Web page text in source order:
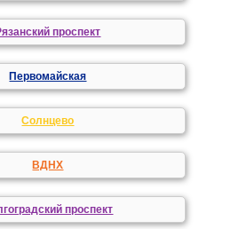
проспект
Первомайская
Солнцево
ВДНХ
проспект